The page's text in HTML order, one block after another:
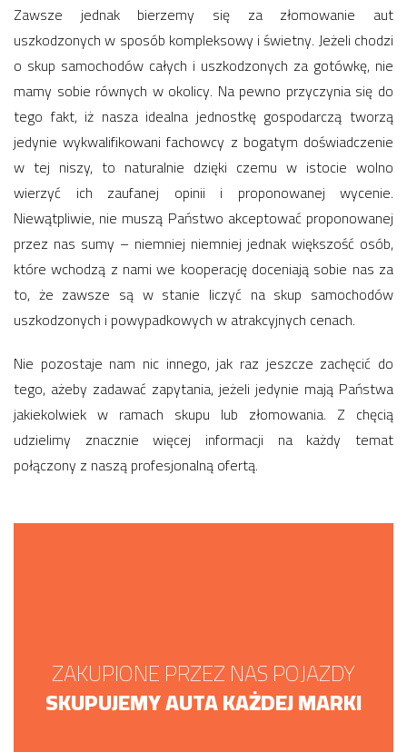
Zawsze jednak bierzemy się za złomowanie aut
uszkodzonych w sposób kompleksowy i świetny. Jeżeli chodzi
o skup samochodów całych i uszkodzonych za gotówkę, nie
mamy sobie równych w okolicy. Na pewno przyczynia się do
tego fakt, iż nasza idealna jednostkę gospodarczą tworzą
jedynie wykwalifikowani fachowcy z bogatym doświadczenie
w tej niszy, to naturalnie dzięki czemu w istocie wolno
wierzyć ich zaufanej opinii i proponowanej wycenie.
Niewątpliwie, nie muszą Państwo akceptować proponowanej
przez nas sumy – niemniej niemniej jednak większość osób,
które wchodzą z nami we kooperację doceniają sobie nas za
to, że zawsze są w stanie liczyć na skup samochodów
uszkodzonych i powypadkowych w atrakcyjnych cenach.
Nie pozostaje nam nic innego, jak raz jeszcze zachęcić do
tego, ażeby zadawać zapytania, jeżeli jedynie mają Państwa
jakiekolwiek w ramach skupu lub złomowania. Z chęcią
udzielimy znacznie więcej informacji na każdy temat
połączony z naszą profesjonalną ofertą.
ZAKUPIONE PRZEZ NAS POJAZDY
SKUPUJEMY AUTA KAŻDEJ MARKI